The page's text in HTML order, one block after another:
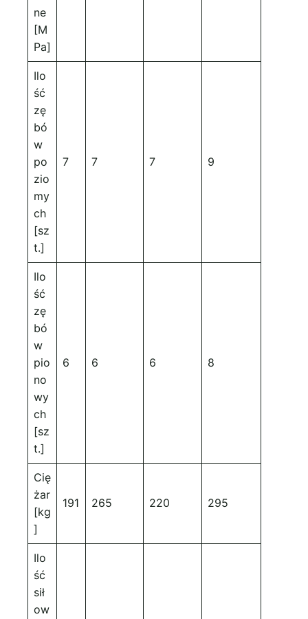
ne
[M
Pa]
Ilo
ść
zę
bó
w
po
zio
my
ch
[sz
t.]
7 7 7 9
Ilo
ść
zę
bó
w
pio
no
wy
ch
[sz
t.]
6 6 6 8
Cię
żar
[kg
]
191 265 220 295
Ilo
ść
sił
ow